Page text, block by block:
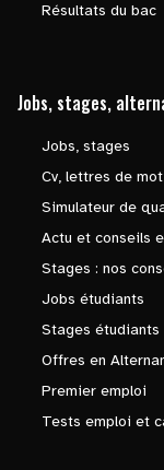
Résultats du bac
Jobs, stages,
Jobs, stages
Cv, lettres de
Simulateur de
Actu et conseils
Stages : nos
Jobs étudiants
Stages étudiants
Offres en
Premier emploi
Tests emploi et